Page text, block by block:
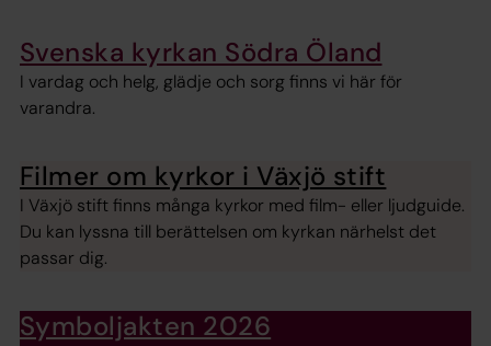
Svenska kyrkan Södra Öland
I vardag och helg, glädje och sorg finns vi här för
varandra.
Filmer om kyrkor i Växjö stift
I Växjö stift finns många kyrkor med film- eller ljudguide.
Du kan lyssna till berättelsen om kyrkan närhelst det
passar dig.
Symboljakten 2026